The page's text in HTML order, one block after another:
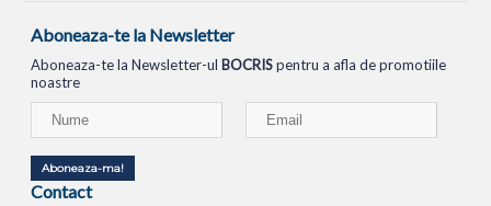
Aboneaza-te la Newsletter
Aboneaza-te la Newsletter-ul BOCRISpentru a afla de promotiile
noastre
Aboneaza-ma!
Contact